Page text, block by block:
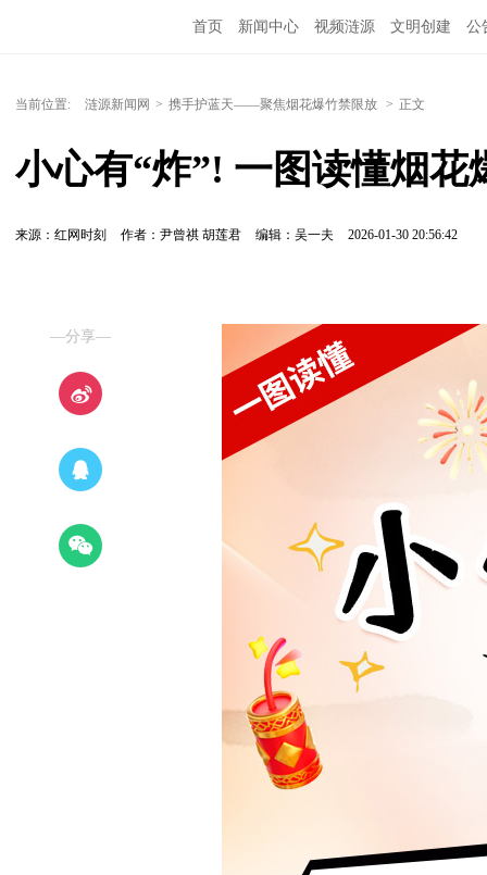
首页 新闻中心 视频涟源 文明创建 公
当前位置: 涟源新闻网 > 携手护蓝天——聚焦烟花爆竹禁限放 > 正文
小心有“炸”! 一图读懂烟花
来源：红网时刻 作者：尹曾祺 胡莲君 编辑：吴一夫 2026-01-30 20:56:42
—分享—